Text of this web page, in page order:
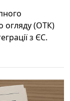
огляду (ОТК)
з ЄС.